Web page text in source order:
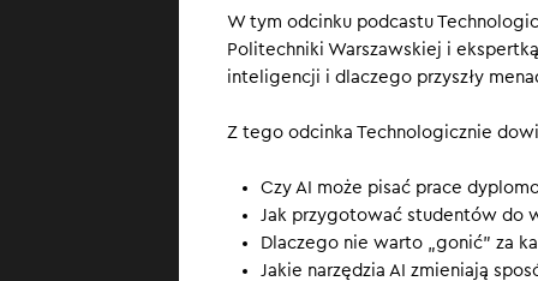
W świecie, w
to temat
ludźmi, ale też
W tym odcinku podcastu
Politechniki Warszawskiej i
inteligencji i dlaczego przyszły
Z tego odcinka Technologicznie
Czy AI może pisać prace
Jak przygotować studentów do
Dlaczego nie warto „gonić” za
Jakie narzędzia AI zmieniają